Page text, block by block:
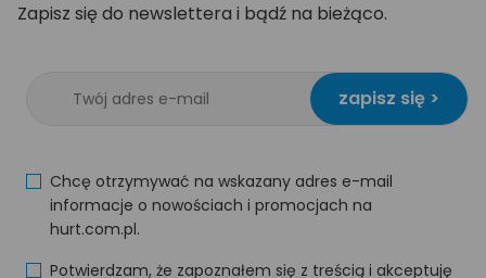
Zapisz się do newslettera i bądź na bieżąco.
zapisz się >
Chcę otrzymywać na wskazany adres e-mail
informacje o nowościach i promocjach na
hurt.com.pl.
Potwierdzam, że zapoznałem się z treścią i akceptuję